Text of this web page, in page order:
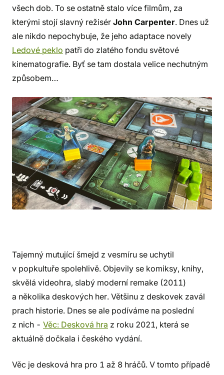
všech dob. To se ostatně stalo více filmům, za
kterými stojí slavný režisér John Carpenter. Dnes už
ale nikdo nepochybuje, že jeho adaptace novely
Ledové peklo patři do zlatého fondu světové
kinematografie. Byť se tam dostala velice nechutným
způsobem…
Tajemný mutující šmejd z vesmíru se uchytil
v popkultuře spolehlivě. Objevily se komiksy, knihy,
skvělá videohra, slabý moderní remake (2011)
a několika deskových her. Většinu z deskovek zavál
prach historie. Dnes se ale podíváme na poslední
z nich - Věc: Desková hra z roku 2021, která se
aktuálně dočkala i českého vydání.
Věc je desková hra pro 1 až 8 hráčů. V tomto případě